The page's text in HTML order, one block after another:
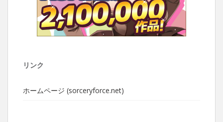
リンク
ホームページ (sorceryforce.net)